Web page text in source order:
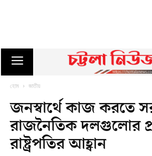
হোম জাতীয়
জনস্বার্থে কাজ করতে
রাজনৈতিক দলগুলোর
রাষ্ট্রপতির আহ্বান